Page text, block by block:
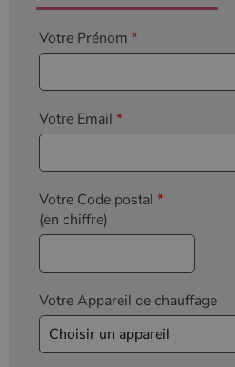
Votre Prénom *
Votre Email *
Votre Code postal *
(en chiffre)
Votre Appareil de chauffage